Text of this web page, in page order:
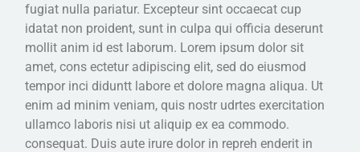
fugiat nulla pariatur. Excepteur sint occaecat cup
idatat non proident, sunt in culpa qui officia deserunt
mollit anim id est laborum. Lorem ipsum dolor sit
amet, cons ectetur adipiscing elit, sed do eiusmod
tempor inci diduntt labore et dolore magna aliqua. Ut
enim ad minim veniam, quis nostr udrtes exercitation
ullamco laboris nisi ut aliquip ex ea commodo.
consequat. Duis aute irure dolor in repreh enderit in